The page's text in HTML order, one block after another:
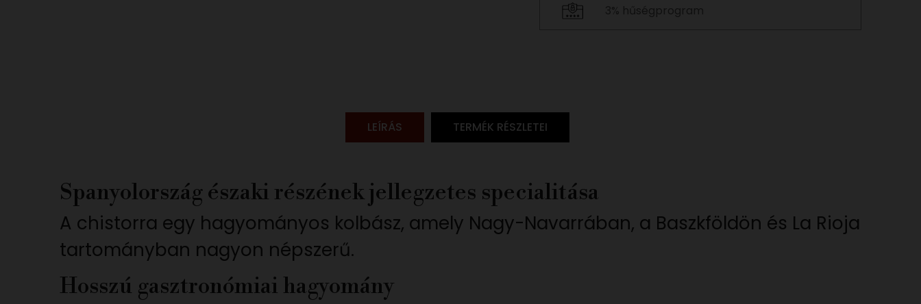
LEÍRÁS TERMÉK RÉSZLETEI
Spanyolország északi részének jellegzetes specialitása
A chistorra egy hagyományos kolbász, amely Nagy-Navarrában, a Baszkföldön és La Rioja
tartományban nagyon népszerű.
Hosszú gasztronómiai hagyomány